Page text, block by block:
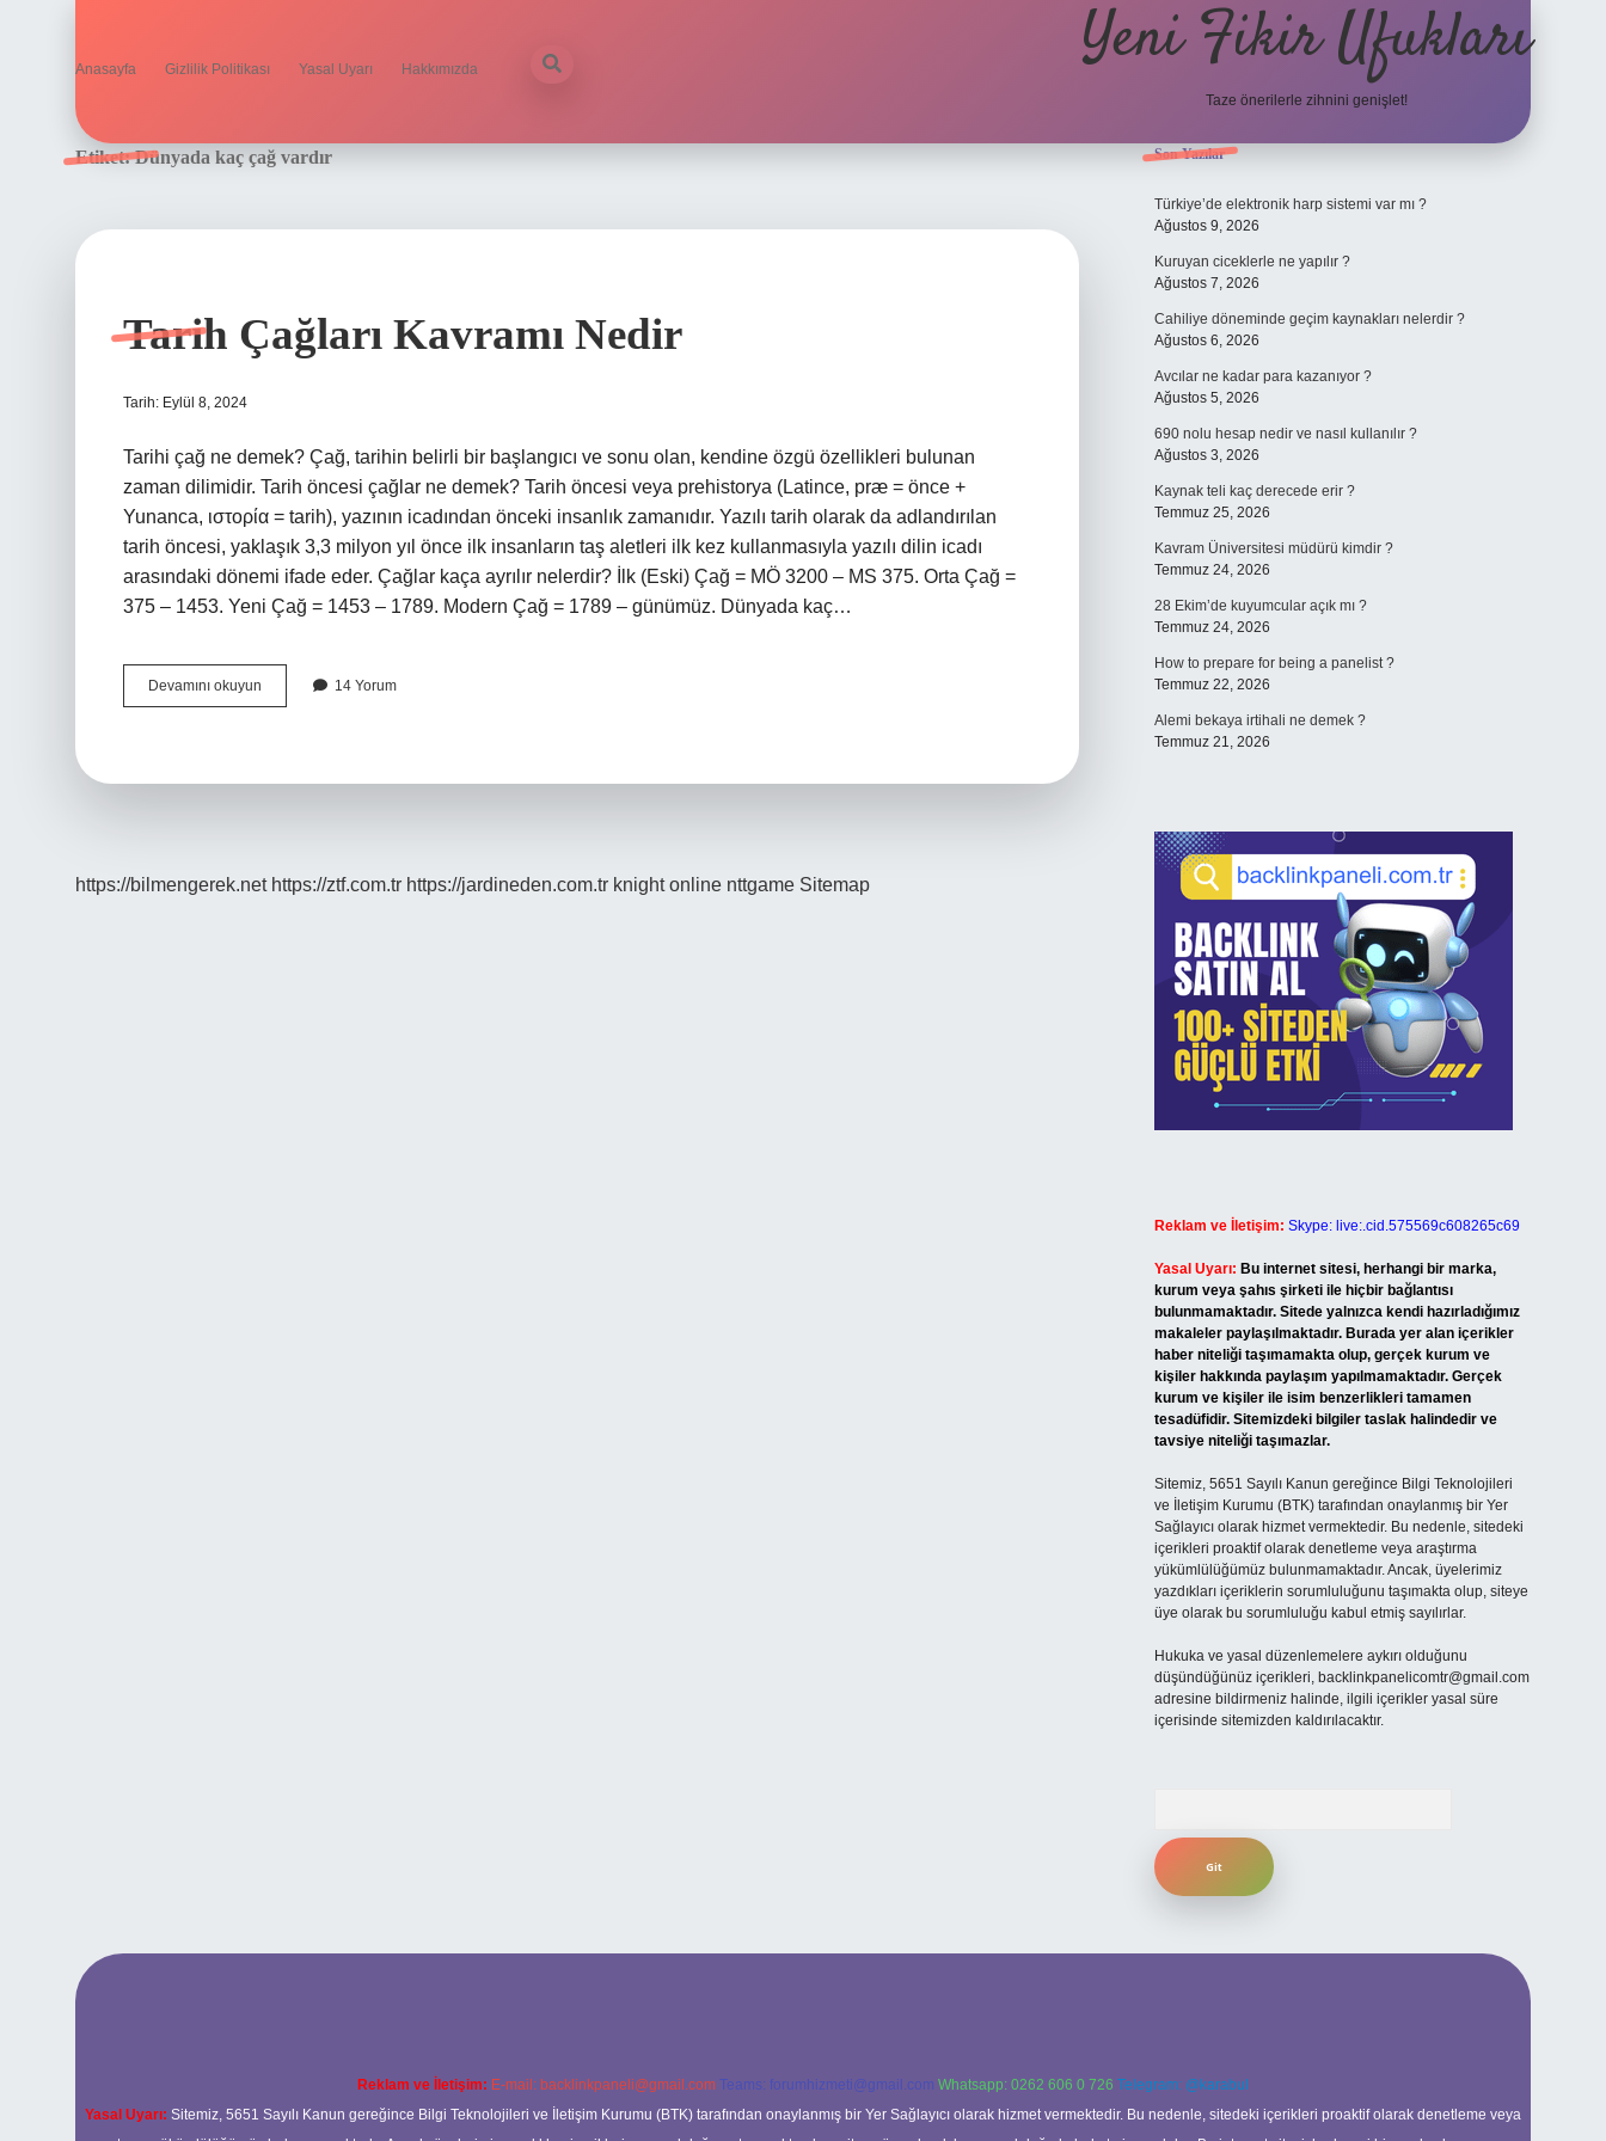
Anasayfa Gizlilik Politikası Yasal Uyarı Hakkımızda Yeni Fikir Ufukları
Taze önerilerle zihnini genişlet!
Etiket:Dünyada kaç çağ vardır
Tarih Çağları Kavramı Nedir
Tarih: Eylül 8, 2024
Tarihi çağ ne demek? Çağ, tarihin belirli bir başlangıcı ve sonu olan, kendine özgü özellikleri bulunan
zaman dilimidir. Tarih öncesi çağlar ne demek? Tarih öncesi veya prehistorya (Latince, præ = önce +
Yunanca, ιστορία = tarih), yazının icadından önceki insanlık zamanıdır. Yazılı tarih olarak da adlandırılan
tarih öncesi, yaklaşık 3,3 milyon yıl önce ilk insanların taş aletleri ilk kez kullanmasıyla yazılı dilin icadı
arasındaki dönemi ifade eder. Çağlar kaça ayrılır nelerdir? İlk (Eski) Çağ = MÖ 3200 – MS 375. Orta Çağ =
375 – 1453. Yeni Çağ = 1453 – 1789. Modern Çağ = 1789 – günümüz. Dünyada kaç…
Devamını okuyun
Çağları
14 Yorum
https://bilmengerek.net https://ztf.com.tr https://jardineden.com.tr knight online nttgame Sitemap
Sidebar
Son Yazılar
Türkiye’de elektronik harp sistemi var mı ?
Ağustos 9, 2026
Kuruyan ciceklerle ne yapılır ?
Ağustos 7, 2026
Cahiliye döneminde geçim kaynakları nelerdir ?
Ağustos 6, 2026
Avcılar ne kadar para kazanıyor ?
Ağustos 5, 2026
690 nolu hesap nedir ve nasıl kullanılır ?
Ağustos 3, 2026
Kaynak teli kaç derecede erir ?
Temmuz 25, 2026
Kavram Üniversitesi müdürü kimdir ?
Temmuz 24, 2026
28 Ekim’de kuyumcular açık mı ?
Temmuz 24, 2026
How to prepare for being a panelist ?
Temmuz 22, 2026
Alemi bekaya irtihali ne demek ?
Temmuz 21, 2026
Reklam ve İletişim: Skype: live:.cid.575569c608265c69
Yasal Uyarı: Bu internet sitesi, herhangi bir marka,
kurum veya şahıs şirketi ile hiçbir bağlantısı
bulunmamaktadır. Sitede yalnızca kendi hazırladığımız
makaleler paylaşılmaktadır. Burada yer alan içerikler
haber niteliği taşımamakta olup, gerçek kurum ve
kişiler hakkında paylaşım yapılmamaktadır. Gerçek
kurum ve kişiler ile isim benzerlikleri tamamen
tesadüfidir. Sitemizdeki bilgiler taslak halindedir ve
tavsiye niteliği taşımazlar.
Sitemiz, 5651 Sayılı Kanun gereğince Bilgi Teknolojileri
ve İletişim Kurumu (BTK) tarafından onaylanmış bir Yer
Sağlayıcı olarak hizmet vermektedir. Bu nedenle, sitedeki
içerikleri proaktif olarak denetleme veya araştırma
yükümlülüğümüz bulunmamaktadır. Ancak, üyelerimiz
yazdıkları içeriklerin sorumluluğunu taşımakta olup, siteye
üye olarak bu sorumluluğu kabul etmiş sayılırlar.
Hukuka ve yasal düzenlemelere aykırı olduğunu
düşündüğünüz içerikleri, backlinkpanelicomtr@gmail.com
adresine bildirmeniz halinde, ilgili içerikler yasal süre
içerisinde sitemizden kaldırılacaktır.
Reklam ve İletişim: E-mail: backlinkpaneli@gmail.com Teams: forumhizmeti@gmail.com Whatsapp: 0262 606 0 726 Telegram: @karabul
Yasal Uyarı: Sitemiz, 5651 Sayılı Kanun gereğince Bilgi Teknolojileri ve İletişim Kurumu (BTK) tarafından onaylanmış bir Yer Sağlayıcı olarak hizmet vermektedir. Bu nedenle, sitedeki içerikleri proaktif olarak denetleme veya